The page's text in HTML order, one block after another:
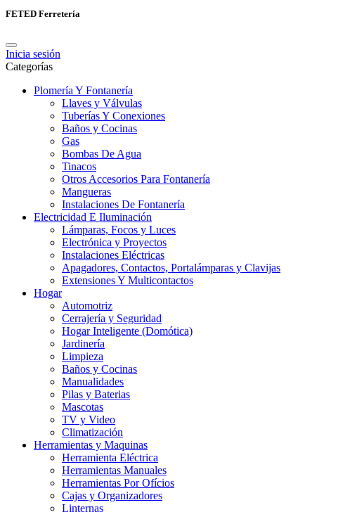
FETED Ferretería
Inicia sesión
Categorías
Plomería Y Fontanería
Llaves y Válvulas
Tuberías Y Conexiones
Baños y Cocinas
Gas
Bombas De Agua
Tinacos
Otros Accesorios Para Fontanería
Mangueras
Instalaciones De Fontanería
Electricidad E Iluminación
Lámparas, Focos y Luces
Electrónica y Proyectos
Instalaciones Eléctricas
Apagadores, Contactos, Portalámparas y Clavijas
Extensiones Y Multicontactos
Hogar
Automotriz
Cerrajería y Seguridad
Hogar Inteligente (Domótica)
Jardinería
Limpieza
Baños y Cocinas
Manualidades
Pilas y Baterias
Mascotas
TV y Video
Climatización
Herramientas y Maquinas
Herramienta Eléctrica
Herramientas Manuales
Herramientas Por Ofícios
Cajas y Organizadores
Linternas